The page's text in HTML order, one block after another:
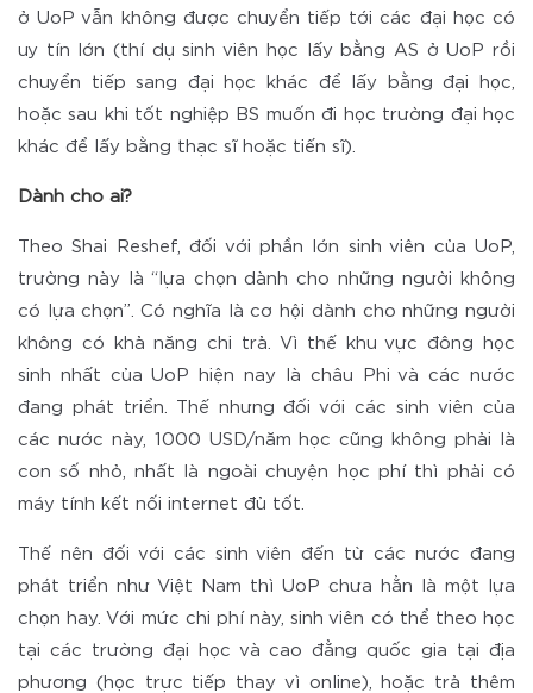
ở UoP vẫn không được chuyển tiếp tới các đại học có
uy tín lớn (thí dụ sinh viên học lấy bằng AS ở UoP rồi
chuyển tiếp sang đại học khác để lấy bằng đại học,
hoặc sau khi tốt nghiệp BS muốn đi học trường đại học
khác để lấy bằng thạc sĩ hoặc tiến sĩ).
Dành cho ai?
Theo Shai Reshef, đối với phần lớn sinh viên của UoP,
trường này là “lựa chọn dành cho những người không
có lựa chọn”. Có nghĩa là cơ hội dành cho những người
không có khả năng chi trả. Vì thế khu vực đông học
sinh nhất của UoP hiện nay là châu Phi và các nước
đang phát triển. Thế nhưng đối với các sinh viên của
các nước này, 1000 USD/năm học cũng không phải là
con số nhỏ, nhất là ngoài chuyện học phí thì phải có
máy tính kết nối internet đủ tốt.
Thế nên đối với các sinh viên đến từ các nước đang
phát triển như Việt Nam thì UoP chưa hẳn là một lựa
chọn hay. Với mức chi phí này, sinh viên có thể theo học
tại các trường đại học và cao đẳng quốc gia tại địa
phương (học trực tiếp thay vì online), hoặc trả thêm